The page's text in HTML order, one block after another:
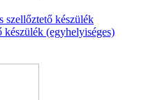
szellőztető készülék
(egyhelyiséges)